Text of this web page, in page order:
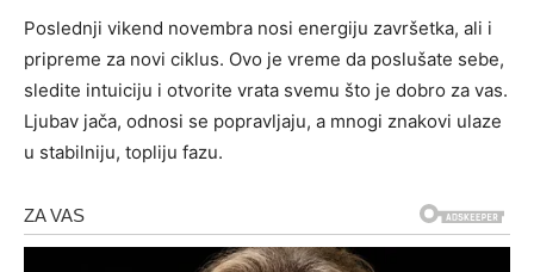
Poslednji vikend novembra nosi energiju završetka, ali i
pripreme za novi ciklus. Ovo je vreme da poslušate sebe,
sledite intuiciju i otvorite vrata svemu što je dobro za vas.
Ljubav jača, odnosi se popravljaju, a mnogi znakovi ulaze
u stabilniju, topliju fazu.